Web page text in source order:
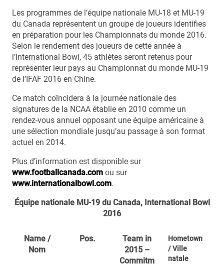
Les programmes de l’équipe nationale MU-18 et MU-19
du Canada représentent un groupe de joueurs identifies
en préparation pour les Championnats du monde 2016.
Selon le rendement des joueurs de cette année à
l’International Bowl, 45 athlètes seront retenus pour
représenter leur pays au Championnat du monde MU-19
de l’IFAF 2016 en Chine.
Ce match coïncidera à la journée nationale des
signatures de la NCAA établie en 2010 comme un
rendez-vous annuel opposant une équipe américaine à
une sélection mondiale jusqu’au passage à son format
actuel en 2014.
Plus d’information est disponible sur
www.footballcanada.com ou sur
www.internationalbowl.com.
Équipe nationale MU-19 du Canada, International Bowl
2016
Name /
Nom
Pos.
Team in
2015 –
Commitm
Hometown
/ Ville
natale